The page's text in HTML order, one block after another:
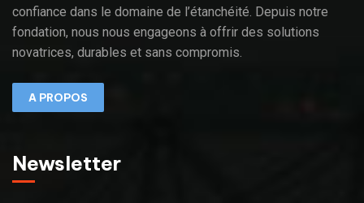
confiance dans le domaine de l’étanchéité. Depuis notre
fondation, nous nous engageons à offrir des solutions
novatrices, durables et sans compromis.
A PROPOS
Newsletter